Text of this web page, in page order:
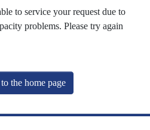
to service your request due to
problems. Please try again
the home page